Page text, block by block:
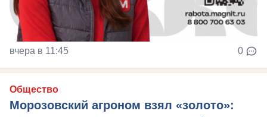
вчера в 11:45 0
Общество
Морозовский агроном взял «золото»: